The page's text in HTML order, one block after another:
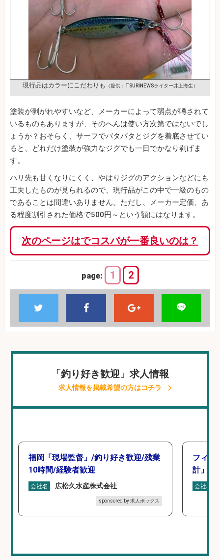
現行品はカラーにこだわりも （提供：TSURINEWSライター井上海生）
塗装が剥がれやすいなど、メーカーによって弱点が噂されて
いるものもありますが、そのへんは使い方次第ではないでし
ょうか？おそらく、サーフでバタバタとジグを着底させてい
ると、どれだけ塗装が強力なジグでも一日でかなり剥げま
す。
ハリ先も甘くなりにくく、やはりジグのアクションなどにも
工夫したものが見られるので、現行品がこの中で一級のもの
であることは間違いありません。ただし、メーカー定価、あ
る程度割引された価格で500円～という額にはなります。
次のページはでコスパが一番良いのは？
page: 1 2
「釣り好き歓迎」求人情報
求人情報を掲載希望の方はコチラ
福岡「現場監督」/釣り好き歓迎/残業
10時間/経験者歓迎
会社名 広松久水産株式会社
sponsored by 求人ボックス
フィッ
計」
会社名